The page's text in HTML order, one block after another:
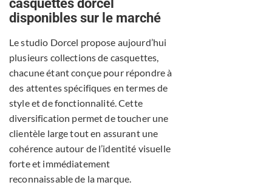
casquettes dorcel
disponibles sur le marché
Le studio Dorcel propose aujourd’hui
plusieurs collections de casquettes,
chacune étant conçue pour répondre à
des attentes spécifiques en termes de
style et de fonctionnalité. Cette
diversification permet de toucher une
clientèle large tout en assurant une
cohérence autour de l’identité visuelle
forte et immédiatement
reconnaissable de la marque.